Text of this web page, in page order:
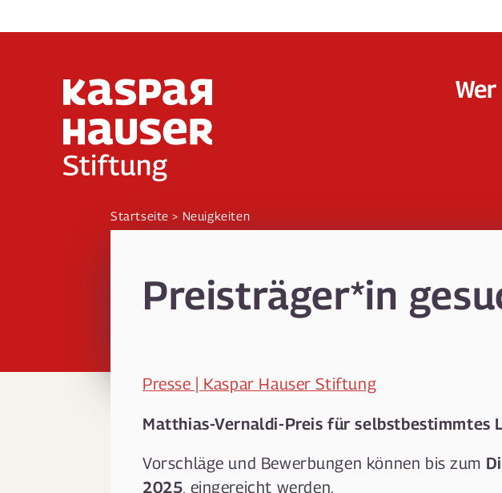
zum
Startseite Neuigkeiten
Preisträger*in
Presse | Kaspar Hauser Stiftung
Matthias-Vernaldi-Preis für selbstbestimmtes
Vorschläge und Bewerbungen können bis zum
2025, eingereicht werden.